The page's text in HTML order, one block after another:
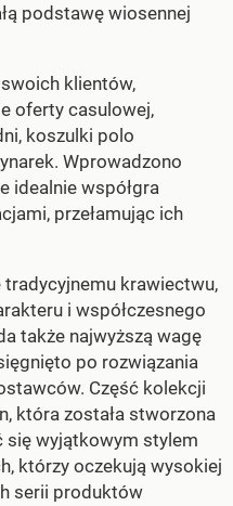
podstawę wiosennej
klientów,
oferty casulowej,
koszulki polo
Wprowadzono
idealnie współgra
przełamując ich
krawiectwu,
i współczesnego
także najwyższą wagę
po rozwiązania
Część kolekcji
która została stworzona
się wyjątkowym stylem
którzy oczekują wysokiej
serii produktów